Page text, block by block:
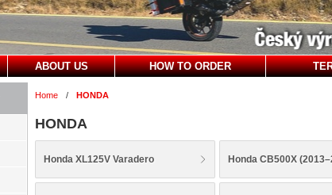
ABOUT US HOW TO ORDER
Home / HONDA
HONDA
Honda XL125V Varadero Honda CB500X